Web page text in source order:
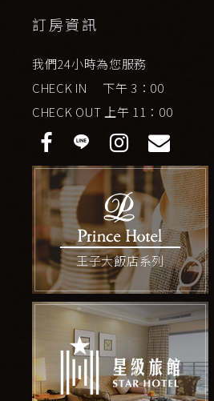
訂房資訊
我們24小時為您服務
CHECK IN 下午 3：00
CHECK OUT 上午 11：00